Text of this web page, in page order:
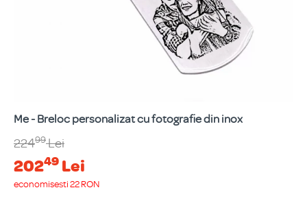
Me - Breloc personalizat cu fotografie din inox
22499Lei
20249 Lei
economisești 22 RON